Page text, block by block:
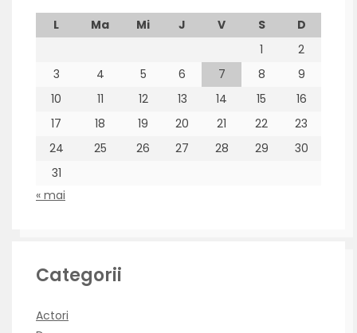
L Ma Mi J V S
D
1
2
3
4 5 6 7 8
9
10
11 12 13 14 15
16
17
18 19 20 21 22
23
24
25 26 27 28 29
30
31
« mai
Categorii
Actori